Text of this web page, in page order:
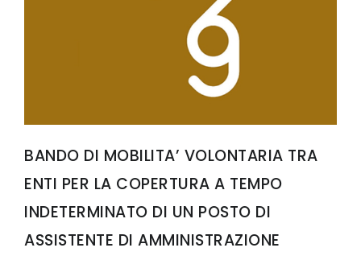
BANDO DI MOBILITA’ VOLONTARIA TRA
ENTI PER LA COPERTURA A TEMPO
INDETERMINATO DI UN POSTO DI
ASSISTENTE DI AMMINISTRAZIONE